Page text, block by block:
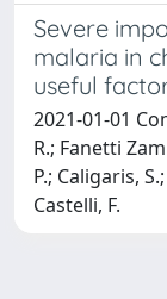
Severe
malaria in
useful
2021-01-01
R.; Fanetti
P.; Caligaris,
Castelli, F.